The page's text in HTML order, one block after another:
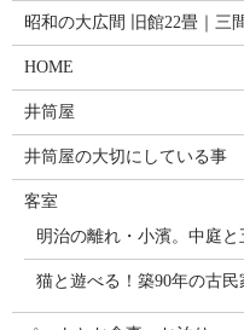
昭和の大広間 旧館22畳｜三
HOME
井筒屋
井筒屋の大切にしている事
客室
明治の離れ・小濱。中庭と
猫と遊べる！築90年の古